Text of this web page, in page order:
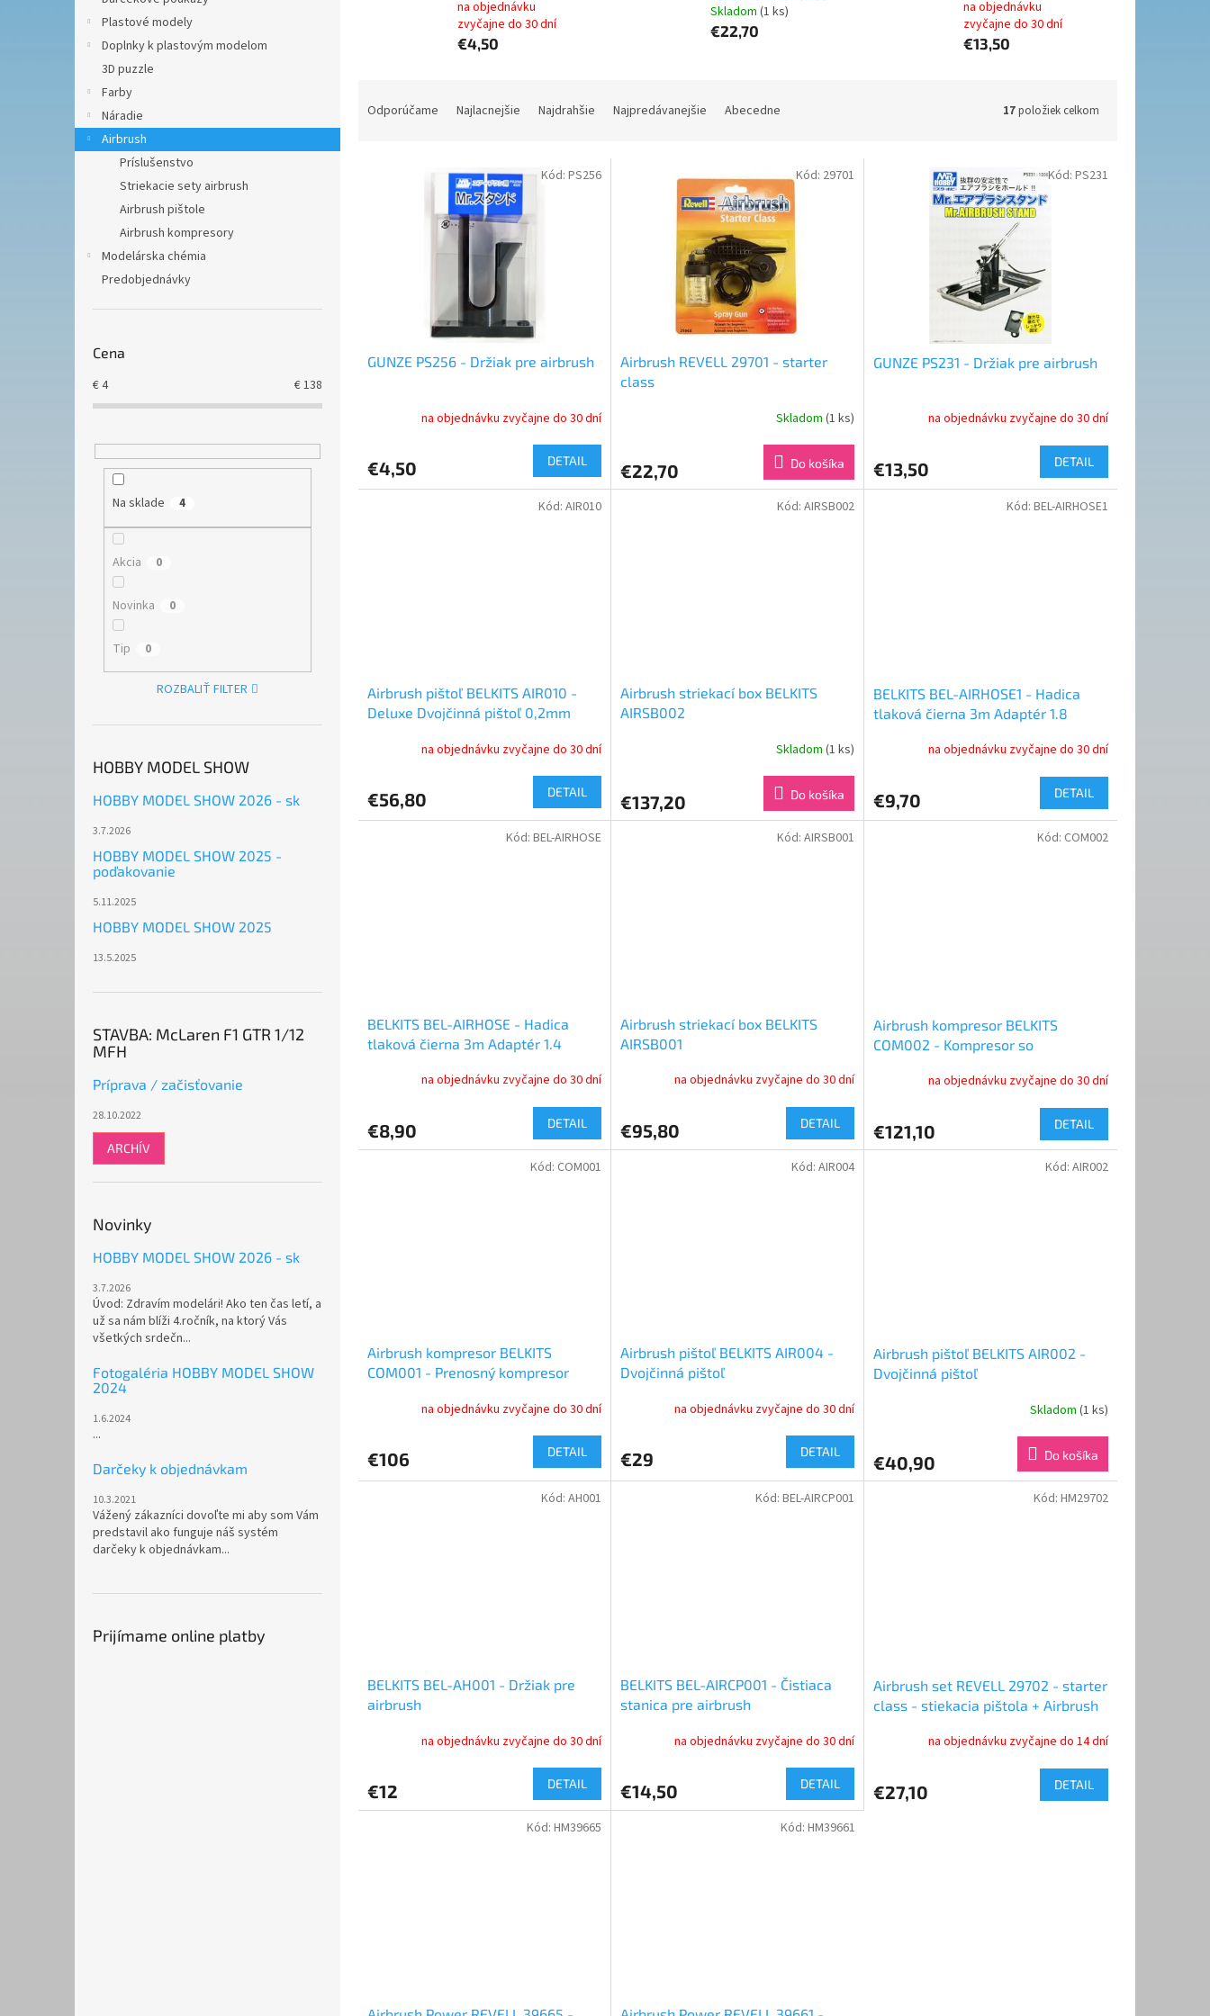
Plastové modely
Doplnky k plastovým modelom
3D puzzle
Farby
Náradie
Airbrush
Príslušenstvo
Striekacie sety airbrush
Airbrush pištole
Airbrush kompresory
Modelárska chémia
Predobjednávky
Cena
€4 €138
Na sklade 4
Akcia 0
Novinka 0
Tip 0
ROZBALIŤ FILTER
HOBBY MODEL SHOW
HOBBY MODEL SHOW 2026 - sk
3.7.2026
HOBBY MODEL SHOW 2025 -
poďakovanie
5.11.2025
HOBBY MODEL SHOW 2025
13.5.2025
STAVBA: McLaren F1 GTR 1/12
MFH
Príprava / začisťovanie
28.10.2022
ARCHÍV
Novinky
HOBBY MODEL SHOW 2026 - sk
3.7.2026
Úvod: Zdravím modelári! Ako ten čas letí, a
už sa nám blíži 4.ročník, na ktorý Vás
všetkých srdečn...
Fotogaléria HOBBY MODEL SHOW
2024
1.6.2024
...
Darčeky k objednávkam
10.3.2021
Vážený zákazníci dovoľte mi aby som Vám
predstavil ako funguje náš systém
darčeky k objednávkam...
Prijímame online platby
na objednávku
zvyčajne do 30 dní
€4,50
Skladom (1 ks)
€22,70
na objednávku
zvyčajne do 30 dní
€13,50
Odporúčame Najlacnejšie Najdrahšie Najpredávanejšie Abecedne 17položiek celkom
GUNZE PS256 - Držiak pre airbrush
na objednávku zvyčajne do 30 dní
€4,50 DETAIL
Kód: PS256
Airbrush REVELL 29701 - starter
class
Skladom (1 ks)
€22,70 Do košíka
Kód: 29701
GUNZE PS231 - Držiak pre airbrush
na objednávku zvyčajne do 30 dní
€13,50 DETAIL
Kód: PS231
Airbrush pištoľ BELKITS AIR010 -
Deluxe Dvojčinná pištoľ 0,2mm
na objednávku zvyčajne do 30 dní
€56,80 DETAIL
Kód: AIR010
Airbrush striekací box BELKITS
AIRSB002
Skladom (1 ks)
€137,20 Do košíka
Kód: AIRSB002
BELKITS BEL-AIRHOSE1 - Hadica
tlaková čierna 3m Adaptér 1.8
na objednávku zvyčajne do 30 dní
€9,70 DETAIL
Kód: BEL-AIRHOSE1
BELKITS BEL-AIRHOSE - Hadica
tlaková čierna 3m Adaptér 1.4
na objednávku zvyčajne do 30 dní
€8,90 DETAIL
Kód: BEL-AIRHOSE
Airbrush striekací box BELKITS
AIRSB001
na objednávku zvyčajne do 30 dní
€95,80 DETAIL
Kód: AIRSB001
Airbrush kompresor BELKITS
COM002 - Kompresor so
na objednávku zvyčajne do 30 dní
€121,10 DETAIL
Kód: COM002
Airbrush kompresor BELKITS
COM001 - Prenosný kompresor
na objednávku zvyčajne do 30 dní
€106 DETAIL
Kód: COM001
Airbrush pištoľ BELKITS AIR004 -
Dvojčinná pištoľ
na objednávku zvyčajne do 30 dní
€29 DETAIL
Kód: AIR004
Airbrush pištoľ BELKITS AIR002 -
Dvojčinná pištoľ
Skladom (1 ks)
€40,90 Do košíka
Kód: AIR002
BELKITS BEL-AH001 - Držiak pre
airbrush
na objednávku zvyčajne do 30 dní
€12 DETAIL
Kód: AH001
BELKITS BEL-AIRCP001 - Čistiaca
stanica pre airbrush
na objednávku zvyčajne do 30 dní
€14,50 DETAIL
Kód: BEL-AIRCP001
Airbrush set REVELL 29702 - starter
class - stiekacia pištola + Airbrush
na objednávku zvyčajne do 14 dní
€27,10 DETAIL
Kód: HM29702
Kód: HM39665 Kód: HM39661